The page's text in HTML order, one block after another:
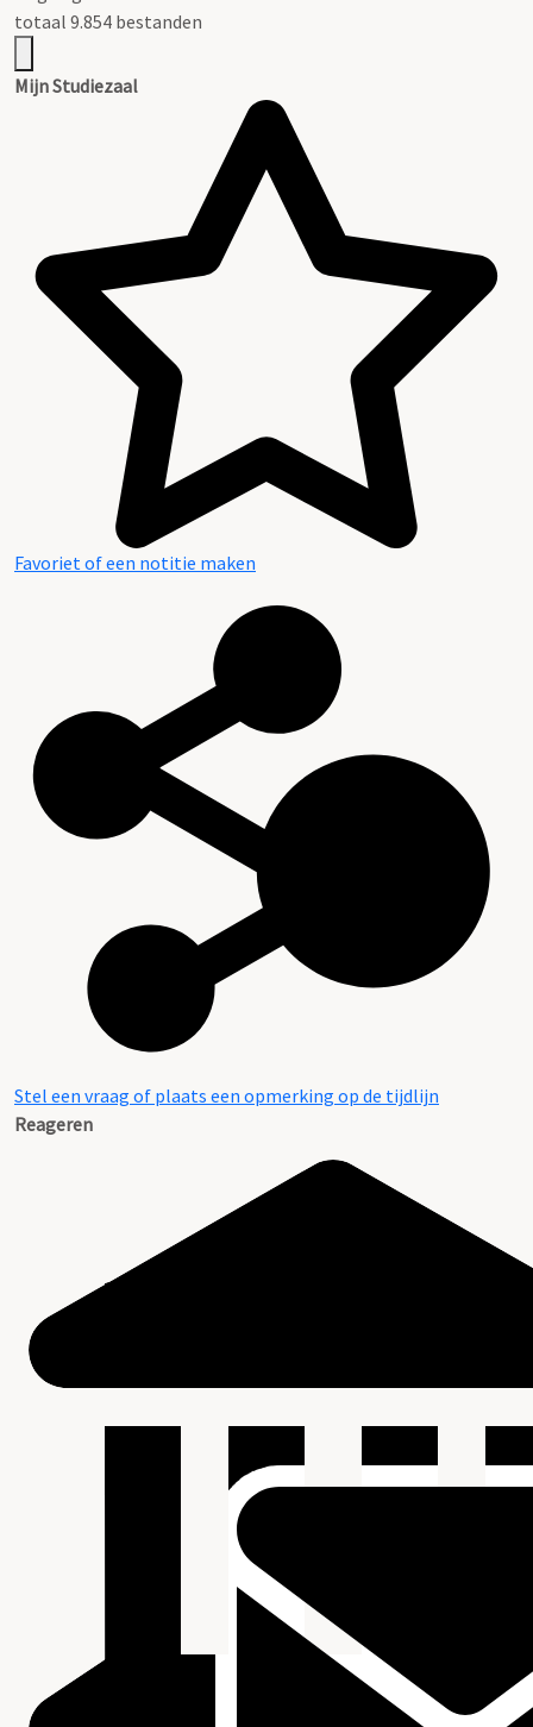
totaal 9.854 bestanden
Mijn Studiezaal
Favoriet of een notitie maken
Stel een vraag of plaats een opmerking op de tijdlijn
Reageren